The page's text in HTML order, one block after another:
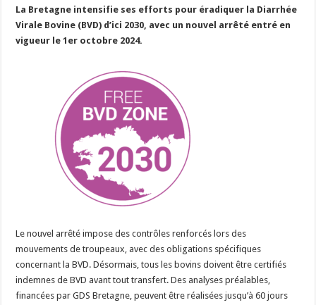
Un été fructueux pour Lactalis
La Bretagne intensifie ses efforts pour éradiquer la Diarrhée
Virale Bovine (BVD) d’ici 2030, avec un nouvel arrêté entré en
vigueur le 1er octobre 2024.
Le nouvel arrêté impose des contrôles renforcés lors des
mouvements de troupeaux, avec des obligations spécifiques
concernant la BVD. Désormais, tous les bovins doivent être certifiés
indemnes de BVD avant tout transfert. Des analyses préalables,
financées par GDS Bretagne, peuvent être réalisées jusqu’à 60 jours